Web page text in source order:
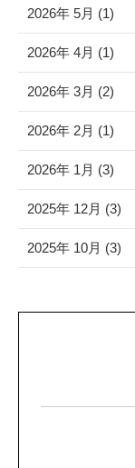
2026年 5月 (1)
2026年 4月 (1)
2026年 3月 (2)
2026年 2月 (1)
2026年 1月 (3)
2025年 12月 (3)
2025年 10月 (3)